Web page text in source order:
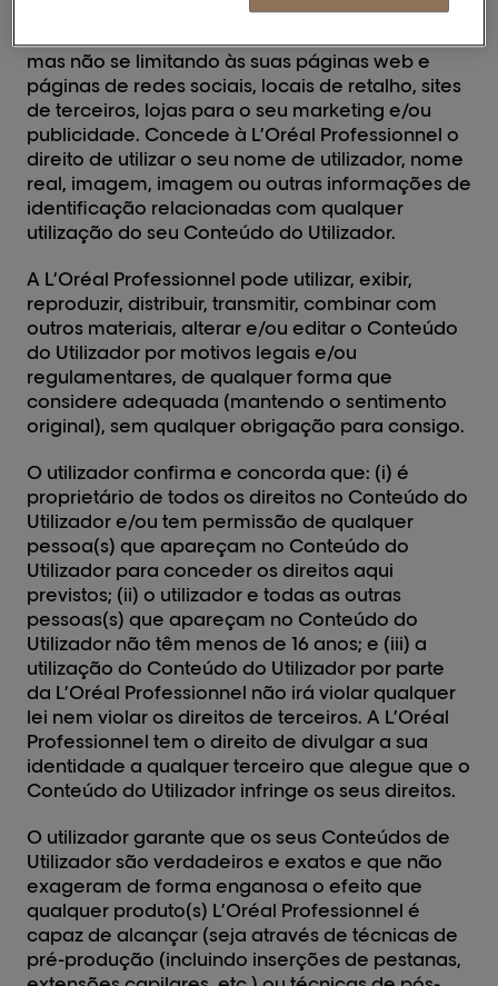
marcou com qualquer uma das Hashtag(s)
mas não se limitando às suas páginas web e
páginas de redes sociais, locais de retalho, sites
de terceiros, lojas para o seu marketing e/ou
publicidade. Concede à L’Oréal Professionnel o
direito de utilizar o seu nome de utilizador, nome
real, imagem, imagem ou outras informações de
identificação relacionadas com qualquer
utilização do seu Conteúdo do Utilizador.
A L’Oréal Professionnel pode utilizar, exibir,
reproduzir, distribuir, transmitir, combinar com
outros materiais, alterar e/ou editar o Conteúdo
do Utilizador por motivos legais e/ou
regulamentares, de qualquer forma que
considere adequada (mantendo o sentimento
original), sem qualquer obrigação para consigo.
O utilizador confirma e concorda que: (i) é
proprietário de todos os direitos no Conteúdo do
Utilizador e/ou tem permissão de qualquer
pessoa(s) que apareçam no Conteúdo do
Utilizador para conceder os direitos aqui
previstos; (ii) o utilizador e todas as outras
pessoas(s) que apareçam no Conteúdo do
Utilizador não têm menos de 16 anos; e (iii) a
utilização do Conteúdo do Utilizador por parte
da L’Oréal Professionnel não irá violar qualquer
lei nem violar os direitos de terceiros. A L’Oréal
Professionnel tem o direito de divulgar a sua
identidade a qualquer terceiro que alegue que o
Conteúdo do Utilizador infringe os seus direitos.
O utilizador garante que os seus Conteúdos de
Utilizador são verdadeiros e exatos e que não
exageram de forma enganosa o efeito que
qualquer produto(s) L’Oréal Professionnel é
capaz de alcançar (seja através de técnicas de
pré-produção (incluindo inserções de pestanas,